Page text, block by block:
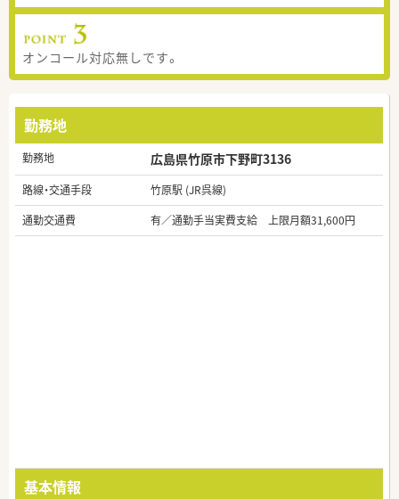
オンコール対応無しです。
勤務地
勤務地 広島県竹原市下野町3136
路線・交通手段
竹原駅 (JR呉線)
通勤交通費
有／通勤手当実費支給 上限月額31,600円
基本情報